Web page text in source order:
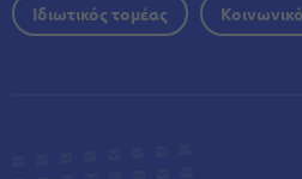
Ιδιωτικός τομέας